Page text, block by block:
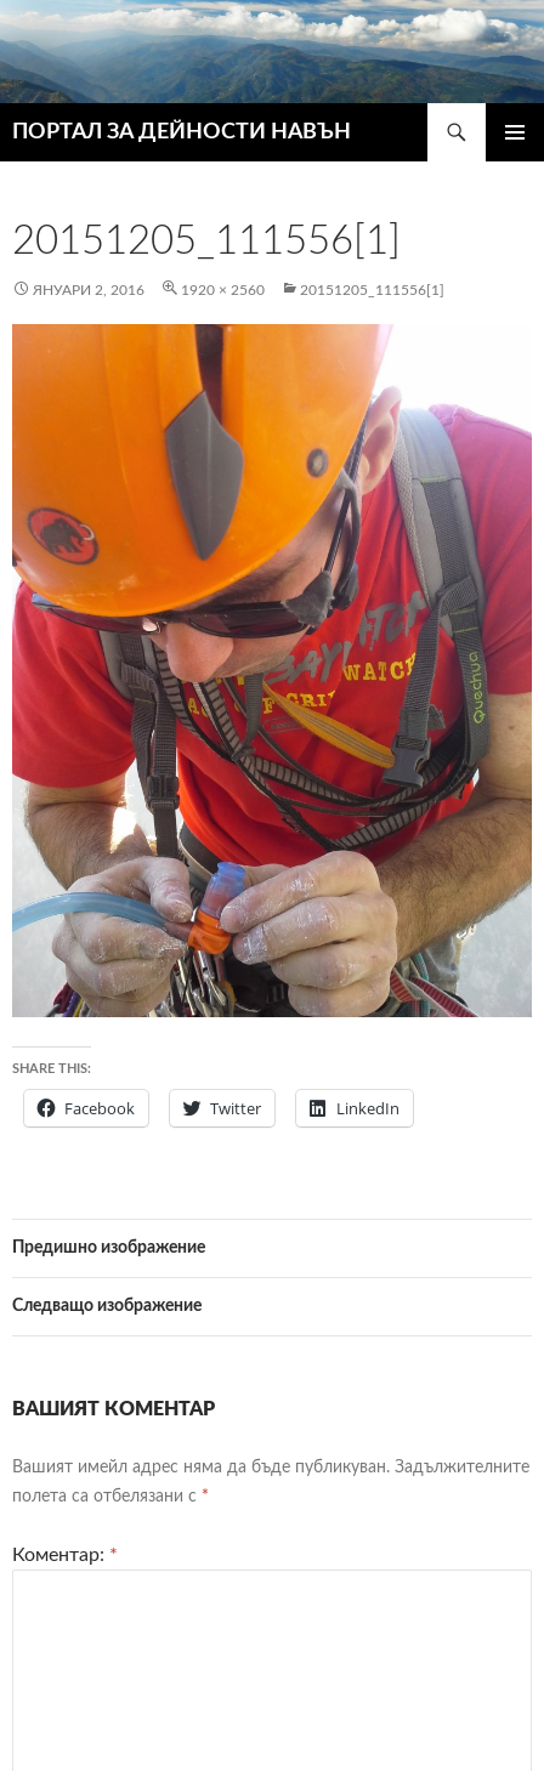
ПОРТАЛ ЗА ДЕЙНОСТИ НАВЪН
20151205_111556[1]
ЯНУАРИ 2, 2016 1920 × 2560 20151205_111556[1]
SHARE THIS:
Facebook Twitter LinkedIn
Предишно изображение
Следващо изображение
ВАШИЯТ КОМЕНТАР
Вашият имейл адрес няма да бъде публикуван. Задължителните
полета са отбелязани с *
Коментар: *